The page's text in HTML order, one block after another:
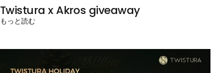
Twistura x Akros giveaway
もっと読む